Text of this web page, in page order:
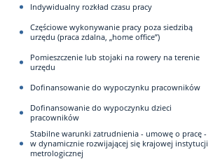
Indywidualny rozkład czasu pracy
Częściowe wykonywanie pracy poza siedzibą
urzędu (praca zdalna, „home office”)
Pomieszczenie lub stojaki na rowery na terenie
urzędu
Dofinansowanie do wypoczynku pracowników
Dofinansowanie do wypoczynku dzieci
pracowników
Stabilne warunki zatrudnienia - umowę o pracę -
w dynamicznie rozwijającej się krajowej instytucji
metrologicznej